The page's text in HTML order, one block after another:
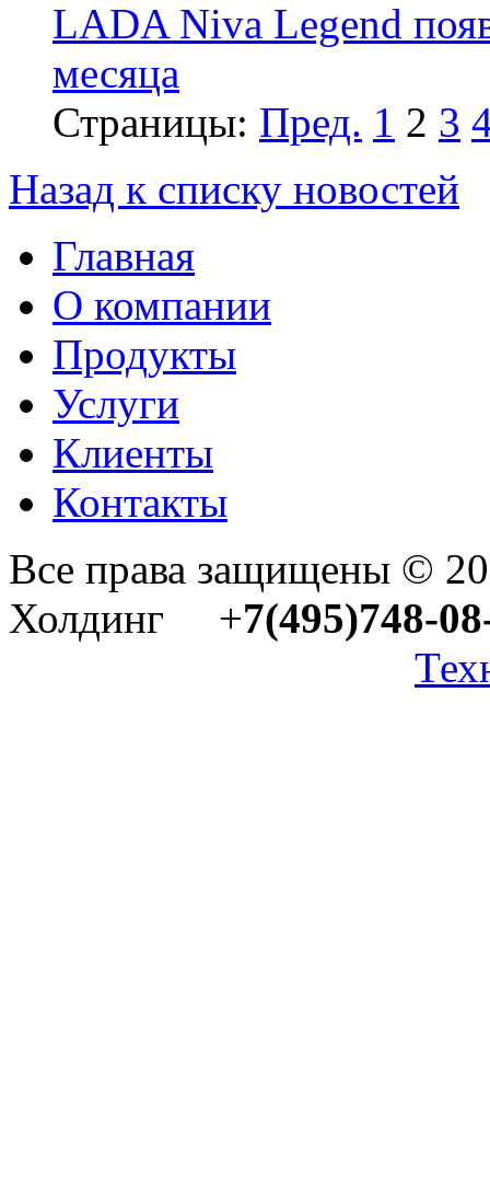
LADA Niva Legend
месяца
Страницы: Пред. 1 2 3
Назад к списку новостей
Главная
О компании
Продукты
Услуги
Клиенты
Контакты
Все права защищены ©
Холдинг +7(495)748-